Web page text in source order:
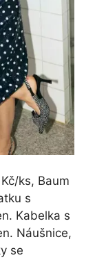
ks, Baum
s
Kabelka s
Náušnice,
se